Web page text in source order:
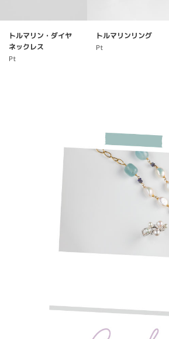
トルマリン・ダイヤ
ネックレス
Pt
トルマリンリング
Pt